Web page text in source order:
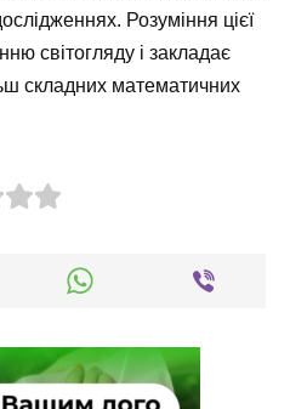
Розуміння цієї
світогляду і закладає
складних математичних